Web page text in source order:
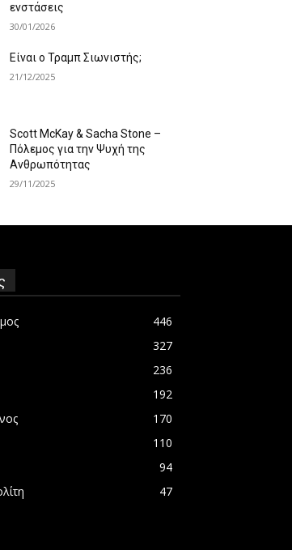
ενστάσεις
30/01/2026
Είναι ο Τραμπ Σιωνιστής;
21/12/2025
Scott McKay & Sacha Stone –
Πόλεμος για την Ψυχή της
Ανθρωπότητας
29/11/2025
446
327
236
192
170
110
94
47